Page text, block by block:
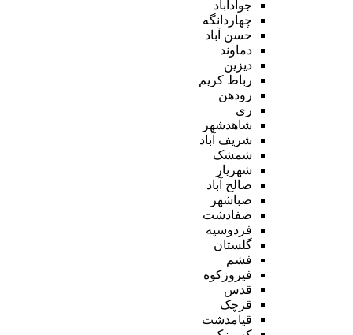
جوادآباد
چهاردانگه
حسن آباد
دماوند
دیزین
رباط کریم
رودهن
ری
شاهدشهر
شریف آباد
شمشک
شهریار
صالح آباد
صباشهر
صفادشت
فردوسیه
گلستان
فشم
فیروزکوه
قدس
قرچک
قیامدشت